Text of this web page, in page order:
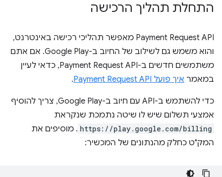
התחלת תהליך הרכישה
Payment Request API מאפשר תהליכי רכישה באינטרנט,
והוא משמש גם לשילוב של החיוב ב-Google Play. אם אתם
משתמשים חדשים ב-Payment Request API, כדאי לעיין
במאמר איך פועל Payment Request API .
כדי להשתמש ב-API עם חיוב ב-Google Play, צריך להוסיף
אמצעי תשלום שיש לו שיטה נתמכת שנקראת
https://play.google.com/billing . מוסיפים את
המק"ט כחלק מהנתונים של המכשיר: